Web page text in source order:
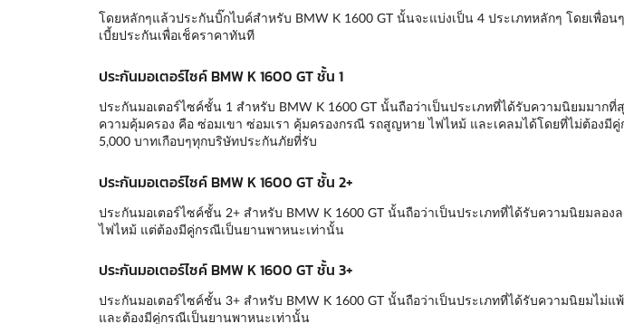
โดยหลักๆแล้วประกันบิ๊กไบค์สำหรับ BMW K 1600 GT นั้นจะแบ่งเป็น 4 ประเภทหลักๆ โดยเพื่อน
เบี้ยประกันเพื่อเช็คราคาทันที
ประกันมอเตอร์ไซค์ BMW K 1600 GT ชั้น 1
ประกันมอเตอร์ไซค์ชั้น 1 สำหรับ BMW K 1600 GT นั้นถือว่าเป็นประเภทที่ได้รับความนิยมมา
ความคุ้มครอง คือ ซ่อมเขา ซ่อมเรา คุ้มครองกรณี รถสูญหาย ไฟไหม้ และเคลมได้โดยที่ไม่ต้อง
5,000 บาทเกือบๆทุกบริษัทประกันภัยที่รับ
ประกันมอเตอร์ไซค์ BMW K 1600 GT ชั้น 2+
ประกันมอเตอร์ไซค์ชั้น 2+ สำหรับ BMW K 1600 GT นั้นถือว่าเป็นประเภทที่ได้รับความนิยมล
ไฟไหม้ แต่ต้องมีคู่กรณีเป็นยานพาหนะเท่านั้น
ประกันมอเตอร์ไซค์ BMW K 1600 GT ชั้น 3+
ประกันมอเตอร์ไซค์ชั้น 3+ สำหรับ BMW K 1600 GT นั้นถือว่าเป็นประเภทที่ได้รับความนิยมไ
และต้องมีคู่กรณีเป็นยานพาหนะเท่านั้น